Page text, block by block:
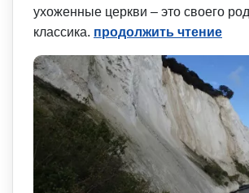
ухоженные церкви – это своего
классика. продолжить чтение